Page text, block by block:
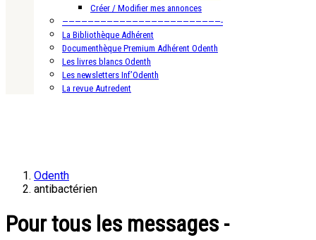
Créer / Modifier mes annonces
—————————————————————————-
La Bibliothèque Adhérent
Documenthèque Premium Adhérent Odenth
Les livres blancs Odenth
Les newsletters Inf’Odenth
La revue Autredent
Odenth
antibactérien
Pour tous les messages -